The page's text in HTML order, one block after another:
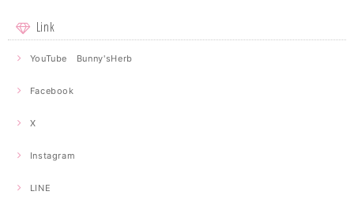
Link
YouTube Bunny'sHerb
Facebook
X
Instagram
LINE